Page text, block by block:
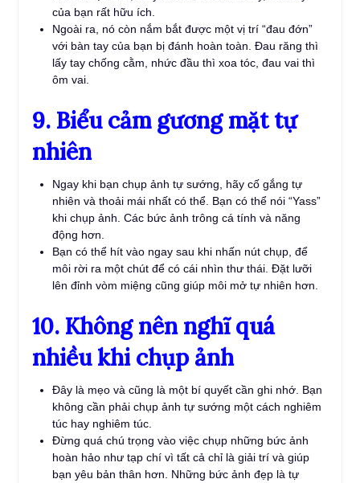
của bạn rất hữu ích.
Ngoài ra, nó còn nắm bắt được một vị trí “đau đớn”
với bàn tay của bạn bị đánh hoàn toàn. Đau răng thì
lấy tay chống cằm, nhức đầu thì xoa tóc, đau vai thì
ôm vai.
9. Biểu cảm gương mặt tự
nhiên
Ngay khi bạn chụp ảnh tự sướng, hãy cố gắng tự
nhiên và thoải mái nhất có thể. Bạn có thể nói “Yass”
khi chụp ảnh. Các bức ảnh trông cá tính và năng
động hơn.
Bạn có thể hít vào ngay sau khi nhấn nút chụp, để
môi rời ra một chút để có cái nhìn thư thái. Đặt lưỡi
lên đỉnh vòm miệng cũng giúp môi mở tự nhiên hơn.
10. Không nên nghĩ quá
nhiều khi chụp ảnh
Đây là mẹo và cũng là một bí quyết cần ghi nhớ. Bạn
không cần phải chụp ảnh tự sướng một cách nghiêm
túc hay nghiêm túc.
Đừng quá chú trọng vào việc chụp những bức ảnh
hoàn hảo như tạp chí vì tất cả chỉ là giải trí và giúp
bạn yêu bản thân hơn. Những bức ảnh đẹp là tự